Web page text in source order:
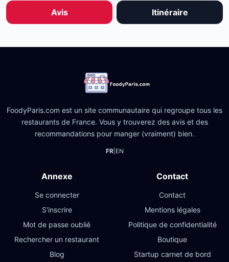
Avis Itinéraire
FoodyParis.com est un site communautaire qui regroupe tous les
restaurants de France. Vous y trouverez des avis et des
recommandations pour manger (vraiment) bien.
FR| EN
Annexe
Se connecter
S'inscrire
Mot de passe oublié
Rechercher un restaurant
Blog
Contact
Contact
Mentions légales
Politique de confidentialité
Boutique
Startup carnet de bord